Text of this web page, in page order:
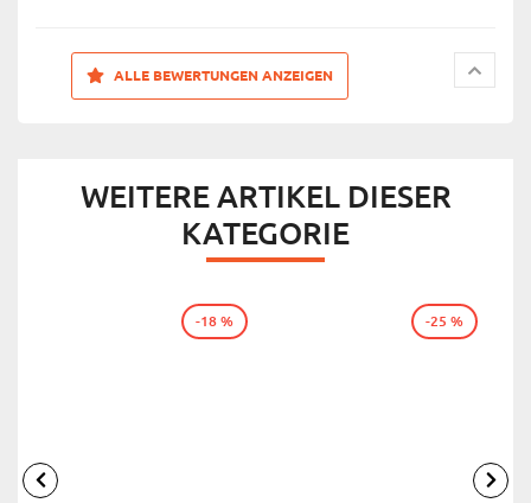
ALLE BEWERTUNGEN ANZEIGEN
WEITERE ARTIKEL DIESER
KATEGORIE
-18 % -25 %